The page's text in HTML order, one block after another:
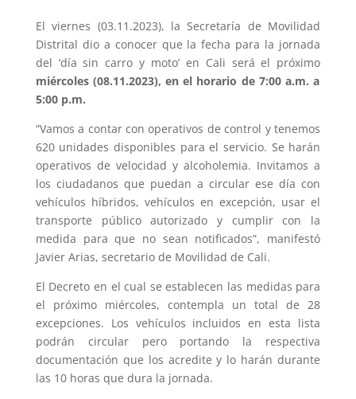
El viernes (03.11.2023), la Secretaría de Movilidad
Distrital dio a conocer que la fecha para la jornada
del ‘día sin carro y moto’ en Cali será el próximo
miércoles (08.11.2023), en el horario de 7:00 a.m. a
5:00 p.m.
“Vamos a contar con operativos de control y tenemos
620 unidades disponibles para el servicio. Se harán
operativos de velocidad y alcoholemia. Invitamos a
los ciudadanos que puedan a circular ese día con
vehículos híbridos, vehículos en excepción, usar el
transporte público autorizado y cumplir con la
medida para que no sean notificados”, manifestó
Javier Arias, secretario de Movilidad de Cali.
El Decreto en el cual se establecen las medidas para
el próximo miércoles, contempla un total de 28
excepciones. Los vehículos incluidos en esta lista
podrán circular pero portando la respectiva
documentación que los acredite y lo harán durante
las 10 horas que dura la jornada.